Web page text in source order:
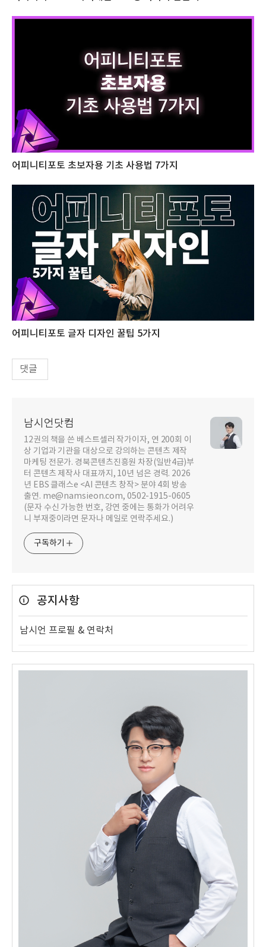
어피니티포토 초보자용 기초 사용법 7가지
어피니티포토 글자 디자인 꿀팁 5가지
댓글
남시언닷컴
12권의 책을 쓴 베스트셀러 작가이자, 연 200회 이
상 기업과 기관을 대상으로 강의하는 콘텐츠 제작
마케팅 전문가. 경북콘텐츠진흥원 차장(일반4급)부
터 콘텐츠 제작사 대표까지, 10년 넘은 경력. 2026
년 EBS 클래스e <AI 콘텐츠 창작> 분야 4회 방송
출연. me@namsieon.com, 0502-1915-0605
(문자 수신 가능한 번호, 강연 중에는 통화가 어려우
니 부재중이라면 문자나 메일로 연락주세요.)
구독하기
공지사항
남시언 프로필 & 연락처